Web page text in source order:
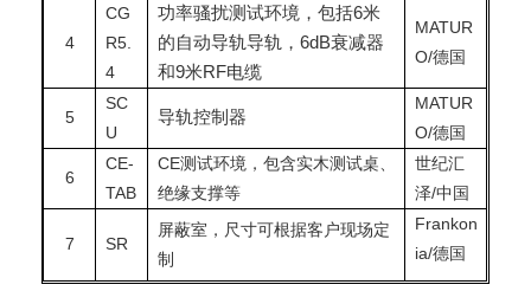
4
CG
R5.
4
功率骚扰测试环境，包括6米
的自动导轨导轨，6dB衰减器
和9米RF电缆
MATUR
O/德国
5
SC
U
导轨控制器
MATUR
O/德国
6
CE-
TAB
CE测试环境，包含实木测试桌、
绝缘支撑等
世纪汇
泽/中国
7 SR
屏蔽室，尺寸可根据客户现场定
制
Frankon
ia/德国